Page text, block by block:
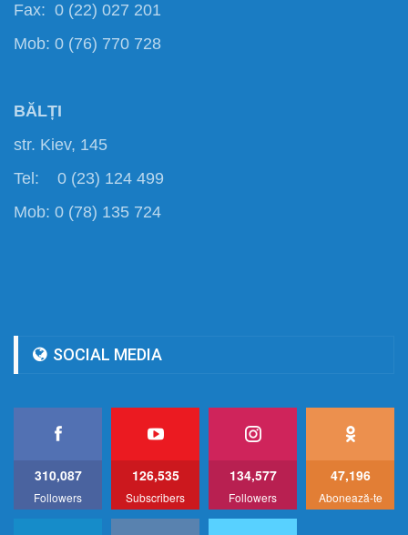
Fax: 0 (22) 027 201
Mob: 0 (76) 770 728
BĂLȚI
str. Kiev, 145
Tel: 0 (23) 124 499
Mob: 0 (78) 135 724
SOCIAL MEDIA
310,087
Followers
126,535
Subscribers
134,577
Followers
47,196
Abonează-te